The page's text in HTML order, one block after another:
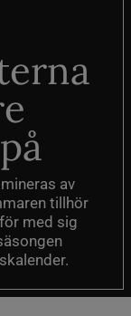
av
tillhör
med sig